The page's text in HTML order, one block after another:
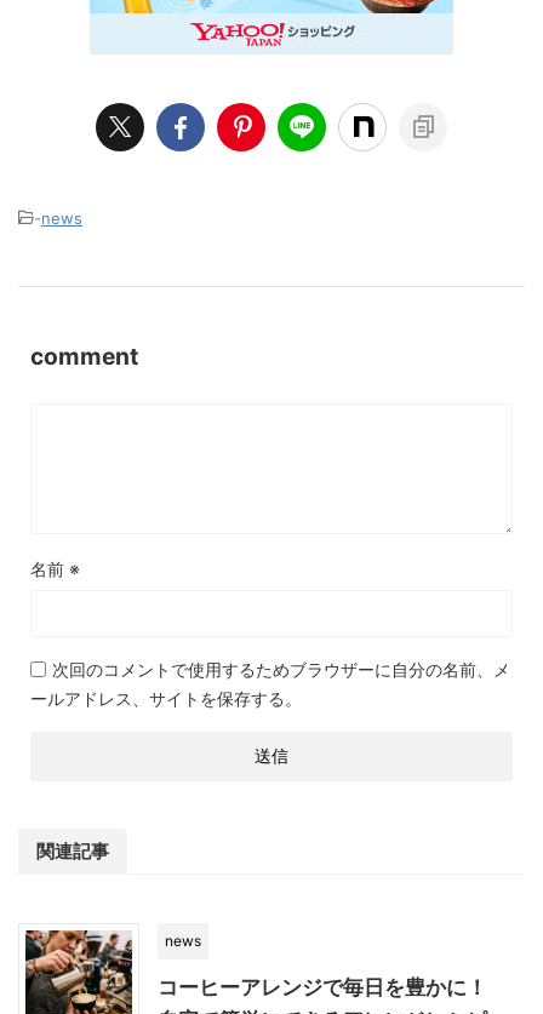
-news
comment
名前 ※
次回のコメントで使用するためブラウザーに自分の名前、メ
ールアドレス、サイトを保存する。
関連記事
news
コーヒーアレンジで毎日を豊かに！